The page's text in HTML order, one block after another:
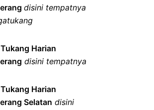
disini tempatnya
Harian
disini tempatnya
Harian
Selatan disini